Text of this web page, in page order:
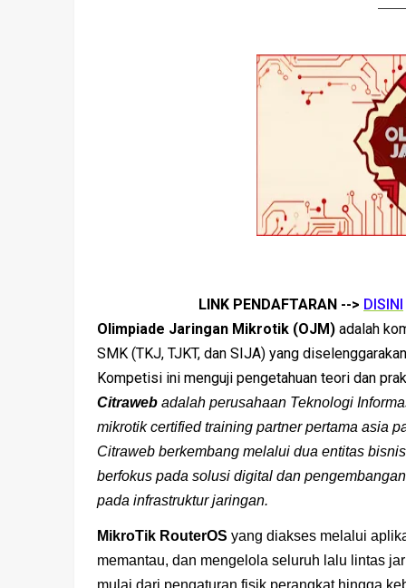
LINK PENDAFTARAN --> DISINI
Olimpiade Jaringan Mikrotik (OJM) adalah
SMK (TKJ, TJKT, dan SIJA) yang
Kompetisi ini menguji pengetahuan teori dan
Citraweb adalah perusahaan Teknologi
mikrotik certified training partner pertama asia
Citraweb berkembang melalui dua entitas
berfokus pada solusi digital dan
pada infrastruktur jaringan.
MikroTik RouterOS yang diakses melalui
memantau, dan mengelola seluruh lalu lintas
mulai dari pengaturan fisik perangkat hingga